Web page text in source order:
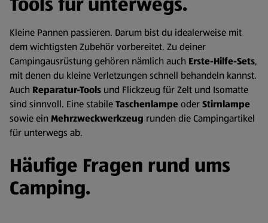
Kleine Pannen passieren. Darum bist du idealerweise mit
dem wichtigsten Zubehör vorbereitet. Zu deiner
Campingausrüstung gehören nämlich auch Erste-Hilfe-Sets,
mit denen du kleine Verletzungen schnell behandeln kannst.
Auch Reparatur-Tools und Flickzeug für Zelt und Isomatte
sind sinnvoll. Eine stabileTaschenlampeoderStirnlampe
sowie ein Mehrzweckwerkzeug runden die Campingartikel
für unterwegs ab.
Häufige Fragen rund ums
Camping.